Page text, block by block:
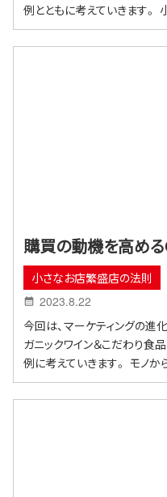
例とともに考えていきます
購買の動機を高め
小さなお店繁盛店の法則
2023.8.22
今回は、マーケティングの進
ガニックワイン＆こだわり食
例に考えていきます。 モノか